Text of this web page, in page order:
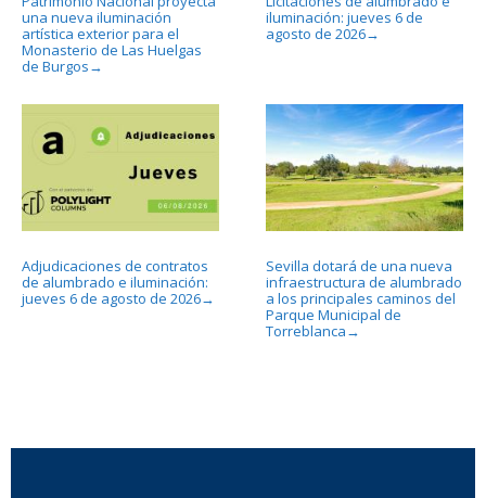
una nueva iluminación
artística exterior para el
Monasterio de Las Huelgas
de Burgos →
iluminación: jueves 6 de
agosto de 2026→
Adjudicaciones de contratos
de alumbrado e iluminación:
jueves 6 de agosto de 2026→
Sevilla dotará de una nueva
infraestructura de alumbrado
a los principales caminos del
Parque Municipal de
Torreblanca →